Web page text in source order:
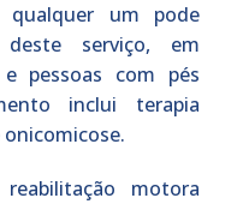
qualquer um pode
serviço, em
pessoas com pés
inclui terapia
motora